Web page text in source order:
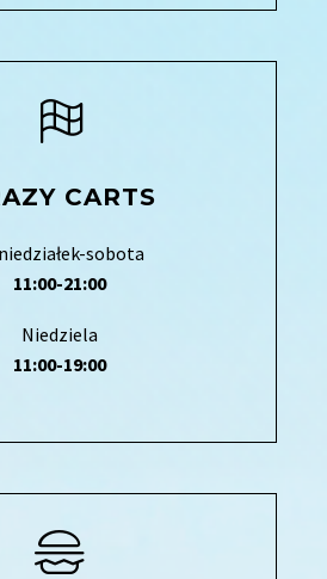
CARTS
sobota
11:00-21:00
Niedziela
11:00-19:00